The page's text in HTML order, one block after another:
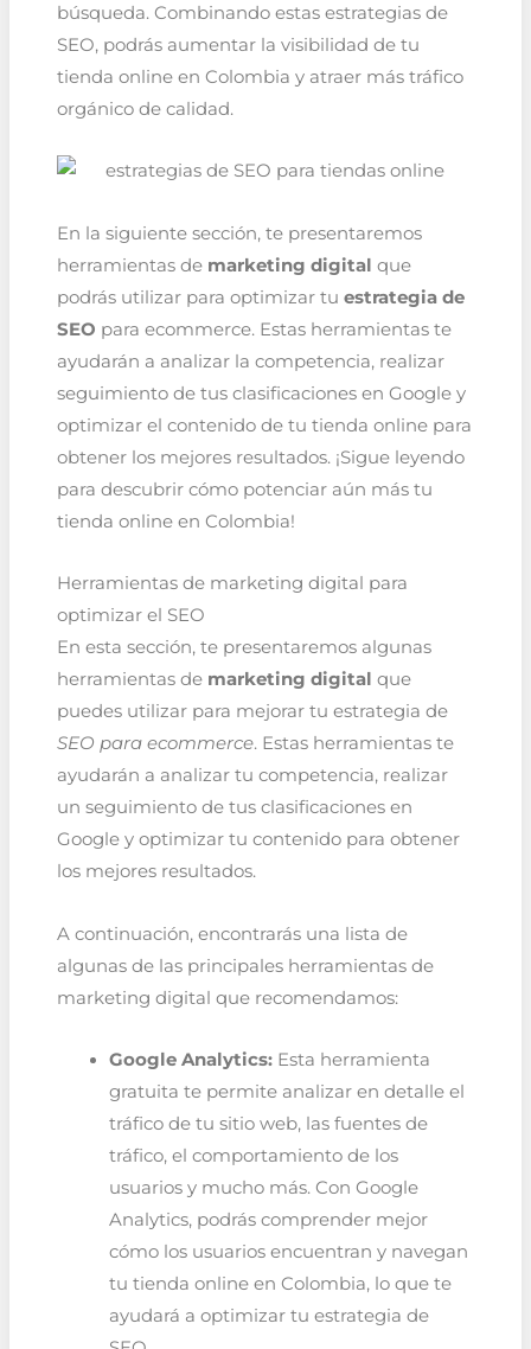
búsqueda. Combinando estas estrategias de
SEO, podrás aumentar la visibilidad de tu
tienda online en Colombia y atraer más tráfico
orgánico de calidad.
En la siguiente sección, te presentaremos
herramientas de marketing digital que
podrás utilizar para optimizar tu estrategia de
SEO para ecommerce. Estas herramientas te
ayudarán a analizar la competencia, realizar
seguimiento de tus clasificaciones en Google y
optimizar el contenido de tu tienda online para
obtener los mejores resultados. ¡Sigue leyendo
para descubrir cómo potenciar aún más tu
tienda online en Colombia!
Herramientas de marketing digital para
optimizar el SEO
En esta sección, te presentaremos algunas
herramientas de marketing digital que
puedes utilizar para mejorar tu estrategia de
SEO para ecommerce. Estas herramientas te
ayudarán a analizar tu competencia, realizar
un seguimiento de tus clasificaciones en
Google y optimizar tu contenido para obtener
los mejores resultados.
A continuación, encontrarás una lista de
algunas de las principales herramientas de
marketing digital que recomendamos:
Google Analytics:Esta herramienta
gratuita te permite analizar en detalle el
tráfico de tu sitio web, las fuentes de
tráfico, el comportamiento de los
usuarios y mucho más. Con Google
Analytics, podrás comprender mejor
cómo los usuarios encuentran y navegan
tu tienda online en Colombia, lo que te
ayudará a optimizar tu estrategia de